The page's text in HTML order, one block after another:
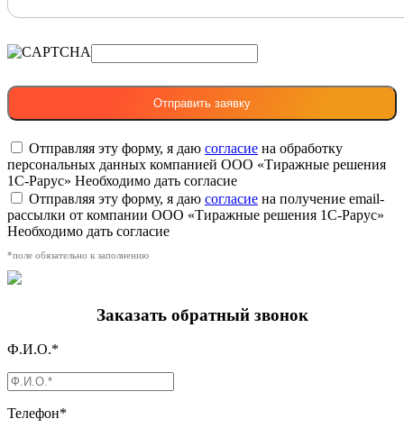
Отправляя эту форму, я даю согласие на обработку
персональных данных компанией ООО «Тиражные решения
1С-Рарус» Необходимо дать согласие
Отправляя эту форму, я даю согласие на получение email-
рассылки от компании ООО «Тиражные решения 1С-Рарус»
Необходимо дать согласие
*поле обязательно к заполнению
Заказать обратный звонок
Ф.И.О.*
Телефон*